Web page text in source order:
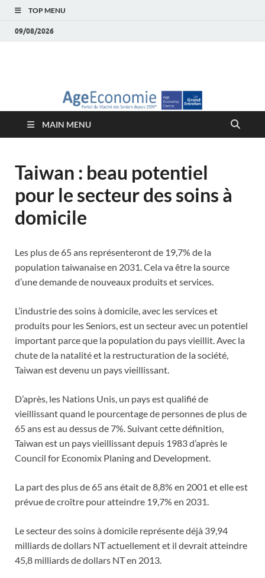
TOP MENU
09/08/2026
économie – Marché
des Seniors
MAIN MENU
Taiwan : beau potentiel
pour le secteur des soins à
domicile
Les plus de 65 ans représenteront de 19,7% de la
population taiwanaise en 2031. Cela va être la source
d’une demande de nouveaux produits et services.
L’industrie des soins à domicile, avec les services et
produits pour les Seniors, est un secteur avec un potentiel
important parce que la population du pays vieillit. Avec la
chute de la natalité et la restructuration de la société,
Taiwan est devenu un pays vieillissant.
D’après, les Nations Unis, un pays est qualifié de
vieillissant quand le pourcentage de personnes de plus de
65 ans est au dessus de 7%. Suivant cette définition,
Taiwan est un pays vieillissant depuis 1983 d’après le
Council for Economix Planing and Development.
La part des plus de 65 ans était de 8,8% en 2001 et elle est
prévue de croître pour atteindre 19,7% en 2031.
Le secteur des soins à domicile représente déjà 39,94
milliards de dollars NT actuellement et il devrait atteindre
45,8 milliards de dollars NT en 2013.